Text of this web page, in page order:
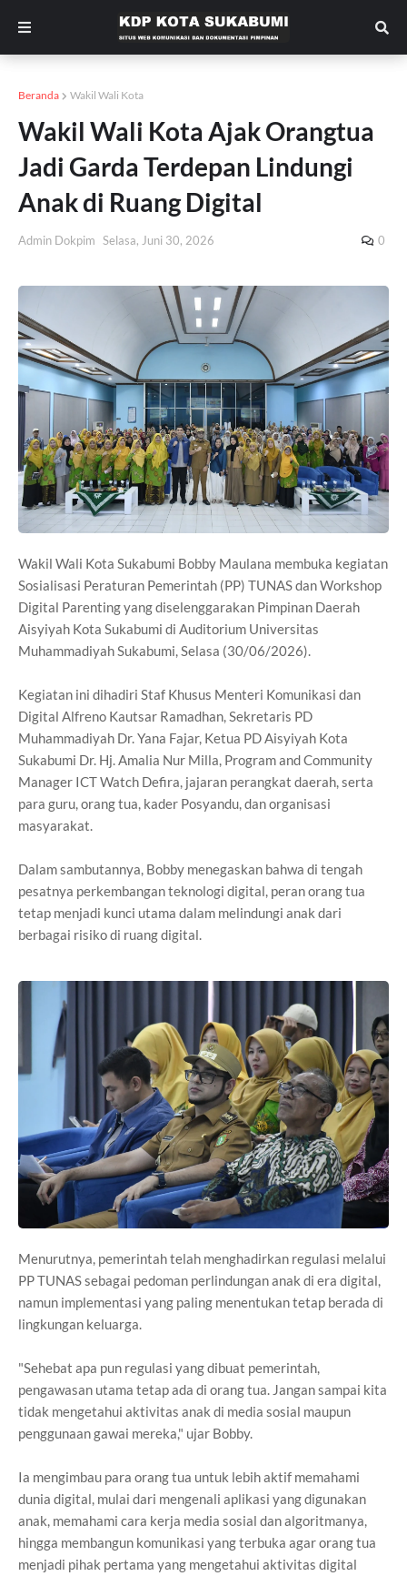
Beranda Wakil Wali Kota
Wakil Wali Kota Ajak Orangtua
Jadi Garda Terdepan Lindungi
Anak di Ruang Digital
Admin Dokpim Selasa, Juni 30, 2026 0
Wakil Wali Kota Sukabumi Bobby Maulana membuka kegiatan
Sosialisasi Peraturan Pemerintah (PP) TUNAS dan Workshop
Digital Parenting yang diselenggarakan Pimpinan Daerah
Aisyiyah Kota Sukabumi di Auditorium Universitas
Muhammadiyah Sukabumi, Selasa (30/06/2026).
Kegiatan ini dihadiri Staf Khusus Menteri Komunikasi dan
Digital Alfreno Kautsar Ramadhan, Sekretaris PD
Muhammadiyah Dr. Yana Fajar, Ketua PD Aisyiyah Kota
Sukabumi Dr. Hj. Amalia Nur Milla, Program and Community
Manager ICT Watch Defira, jajaran perangkat daerah, serta
para guru, orang tua, kader Posyandu, dan organisasi
masyarakat.
Dalam sambutannya, Bobby menegaskan bahwa di tengah
pesatnya perkembangan teknologi digital, peran orang tua
tetap menjadi kunci utama dalam melindungi anak dari
berbagai risiko di ruang digital.
Menurutnya, pemerintah telah menghadirkan regulasi melalui
PP TUNAS sebagai pedoman perlindungan anak di era digital,
namun implementasi yang paling menentukan tetap berada di
lingkungan keluarga.
"Sehebat apa pun regulasi yang dibuat pemerintah,
pengawasan utama tetap ada di orang tua. Jangan sampai kita
tidak mengetahui aktivitas anak di media sosial maupun
penggunaan gawai mereka," ujar Bobby.
Ia mengimbau para orang tua untuk lebih aktif memahami
dunia digital, mulai dari mengenali aplikasi yang digunakan
anak, memahami cara kerja media sosial dan algoritmanya,
hingga membangun komunikasi yang terbuka agar orang tua
menjadi pihak pertama yang mengetahui aktivitas digital